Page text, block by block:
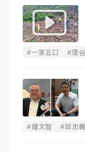
#一家五口 #墜谷
#鍾文智 #邱忠義